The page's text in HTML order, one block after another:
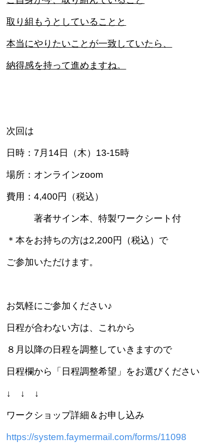
取り組もうとしていることと
本当にやりたいことが一致していたら、
納得感を持って進めますね。
次回は
日時：7月14日（木）13-15時
場所：オンラインzoom
費用：4,400円（税込）
著者サイン本、特製ワークシート付
＊本をお持ちの方は2,200円（税込）で
ご参加いただけます。
お気軽にご参加ください♪
日程が合わない方は、これから
８月以降の日程を調整していきますので
日程欄から「日程調整希望」をお選びください
↓ ↓ ↓
ワークショップ詳細＆お申し込み
https://system.faymermail.com/forms/11098